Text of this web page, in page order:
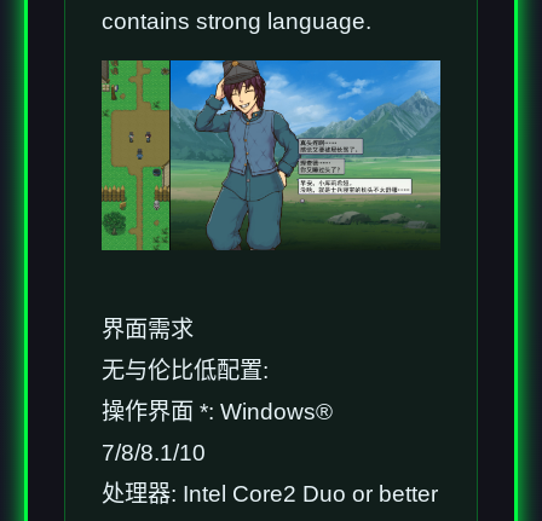
contains strong language.
界面需求
无与伦比低配置:
操作界面 *: Windows®
7/8/8.1/10
处理器: Intel Core2 Duo or better